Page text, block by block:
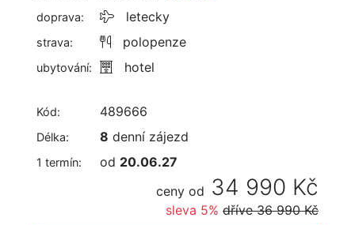
doprava: letecky
strava: polopenze
ubytování: hotel
Kód: 489666
Délka: 8 denní zájezd
1 termín: od 20.06.27
ceny od 34 990 Kč
sleva 5% dříve36 990 Kč